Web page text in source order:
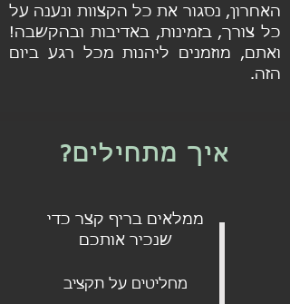
האחרון, נסגור את כל הקצוות ונענה על
כל צורך, בזמינות, באדיבות ובהקשבה!
ואתם, מוזמנים ליהנות מכל רגע ביום
הזה.
איך מתחילים?
ממלאים בריף קצר כדי
שנכיר אותכם
מחליטים על תקציב